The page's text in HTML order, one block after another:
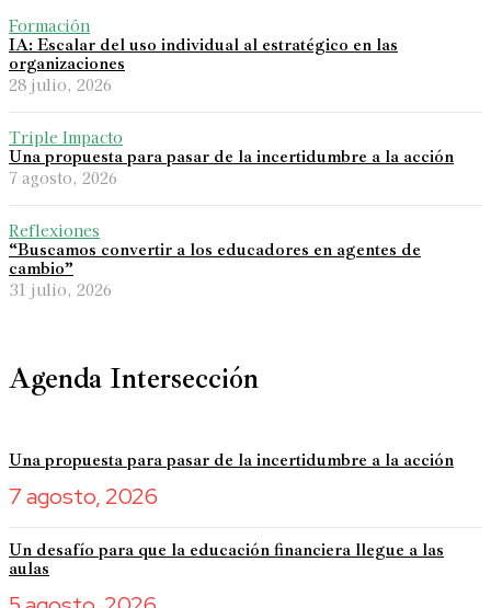
Formación
IA: Escalar del uso individual al estratégico en las
organizaciones
28 julio, 2026
Triple Impacto
Una propuesta para pasar de la incertidumbre a la acción
7 agosto, 2026
Reflexiones
“Buscamos convertir a los educadores en agentes de
cambio”
31 julio, 2026
Agenda Intersección
Una propuesta para pasar de la incertidumbre a la acción
7 agosto, 2026
Un desafío para que la educación financiera llegue a las
aulas